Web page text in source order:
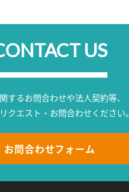
US
するお問合わせや法人契約等、
クエスト・お問合わせください。
お問合わせフォーム